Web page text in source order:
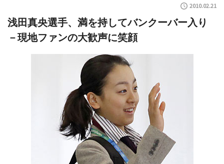
2010.02.21
浅田真央選手、満を持してバンクーバー入り
－現地ファンの大歓声に笑顔